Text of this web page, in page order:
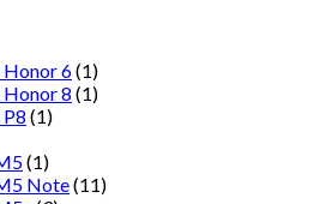
Honor 6(1)
8 (1)
(1)
(1)
Note(11)